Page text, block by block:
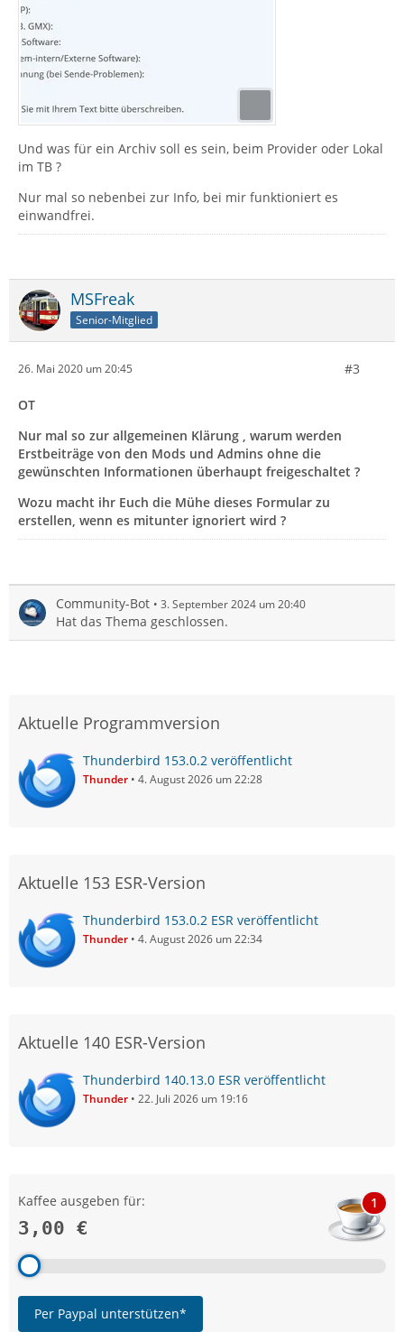
Und was für ein Archiv soll es sein, beim Provider oder Lokal
im TB ?
Nur mal so nebenbei zur Info, bei mir funktioniert es
einwandfrei.
MSFreak
Senior-Mitglied
26. Mai 2020 um 20:45 #3
OT
Nur mal so zur allgemeinen Klärung , warum werden
Erstbeiträge von den Mods und Admins ohne die
gewünschten Informationen überhaupt freigeschaltet ?
Wozu macht ihr Euch die Mühe dieses Formular zu
erstellen, wenn es mitunter ignoriert wird ?
Community-Bot 3. September 2024 um 20:40
Hat das Thema geschlossen.
Aktuelle Programmversion
Thunderbird 153.0.2 veröffentlicht
Thunder 4. August 2026 um 22:28
Aktuelle 153 ESR-Version
Thunderbird 153.0.2 ESR veröffentlicht
Thunder 4. August 2026 um 22:34
Aktuelle 140 ESR-Version
Thunderbird 140.13.0 ESR veröffentlicht
Thunder 22. Juli 2026 um 19:16
Kaffee ausgeben für:
3,00 €
1
Per Paypal unterstützen*